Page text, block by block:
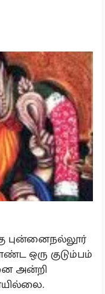
புன்னைநல்லூர்
ஒரு குடும்பம்
அன்றி